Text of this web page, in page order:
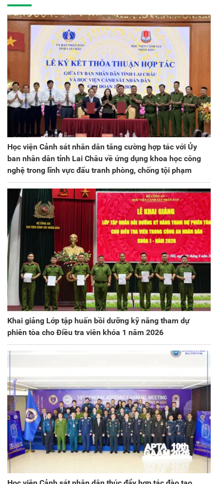
Học viện Cảnh sát nhân dân tăng cường hợp tác với Ủy
ban nhân dân tỉnh Lai Châu về ứng dụng khoa học công
nghệ trong lĩnh vực đấu tranh phòng, chống tội phạm
Khai giảng Lớp tập huấn bồi dưỡng kỹ năng tham dự
phiên tòa cho Điều tra viên khóa 1 năm 2026